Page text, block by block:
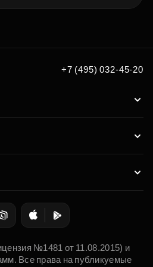
+7 (495) 032-45-20
№1481 от 11.08.2015) и
Все права на публикуемые